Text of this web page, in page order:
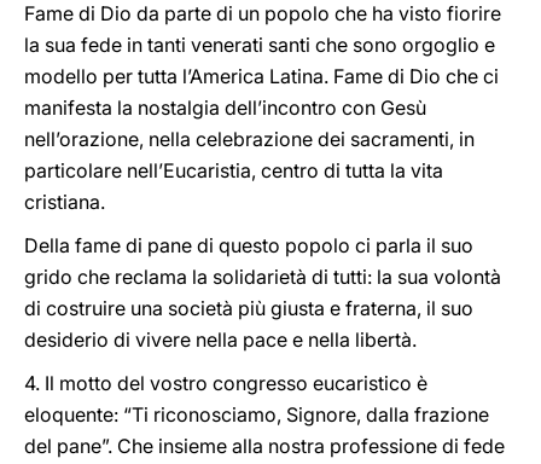
Fame di Dio da parte di un popolo che ha visto fiorire
la sua fede in tanti venerati santi che sono orgoglio e
modello per tutta l’America Latina. Fame di Dio che ci
manifesta la nostalgia dell’incontro con Gesù
nell’orazione, nella celebrazione dei sacramenti, in
particolare nell’Eucaristia, centro di tutta la vita
cristiana.
Della fame di pane di questo popolo ci parla il suo
grido che reclama la solidarietà di tutti: la sua volontà
di costruire una società più giusta e fraterna, il suo
desiderio di vivere nella pace e nella libertà.
4. Il motto del vostro congresso eucaristico è
eloquente: “Ti riconosciamo, Signore, dalla frazione
del pane”. Che insieme alla nostra professione di fede